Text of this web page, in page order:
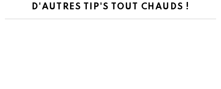
D'AUTRES TIP'S TOUT CHAUDS !